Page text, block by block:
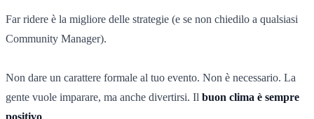
Far ridere è la migliore delle strategie (e se non chiedilo a qualsiasi
Community Manager).
Non dare un carattere formale al tuo evento. Non è necessario. La
gente vuole imparare, ma anche divertirsi. Il buon clima è sempre